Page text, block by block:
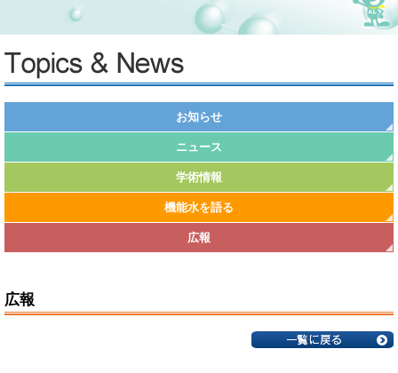
お知らせ
ニュース
学術情報
機能水を語る
広報
広報